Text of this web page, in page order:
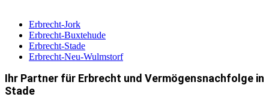
Erbrecht-Jork
Erbrecht-Buxtehude
Erbrecht-Stade
Erbrecht-Neu-Wulmstorf
Ihr Partner für Erbrecht und Vermögensnachfolge in
Stade